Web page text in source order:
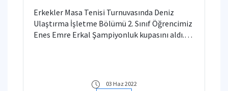
Erkekler Masa Tenisi Turnuvasında Deniz
Ulaştırma İşletme Bölümü 2. Sınıf Öğrencimiz
Enes Emre Erkal Şampiyonluk kupasını aldı.
03 Haz 2022